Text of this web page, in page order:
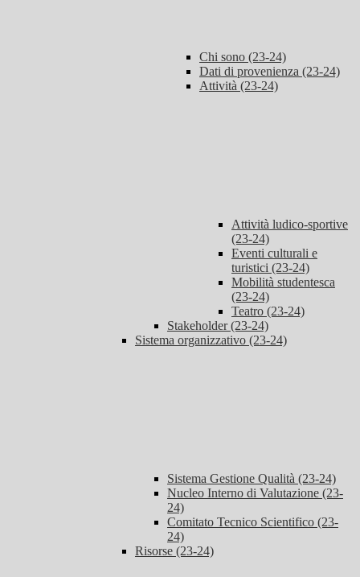
Chi sono (23-24)
Dati di provenienza (23-24)
Attività (23-24)
Attività ludico-sportive
(23-24)
Eventi culturali e
turistici (23-24)
Mobilità studentesca
(23-24)
Teatro (23-24)
Stakeholder (23-24)
Sistema organizzativo (23-24)
Sistema Gestione Qualità (23-24)
Nucleo Interno di Valutazione (23-
24)
Comitato Tecnico Scientifico (23-
24)
Risorse (23-24)